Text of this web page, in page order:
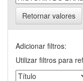
Retornar valores
Adicionar filtros:
Utilizar filtros para